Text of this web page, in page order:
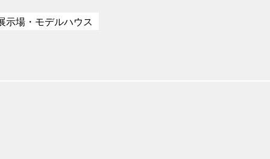
示場・モデルハウス